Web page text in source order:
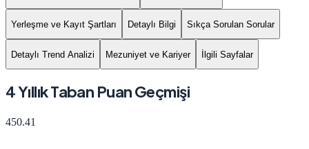
Yerleşme ve Kayıt Şartları Detaylı Bilgi Sıkça Sorulan Sorular
Detaylı Trend Analizi Mezuniyet ve Kariyer İlgili Sayfalar
4 Yıllık Taban Puan Geçmişi
450.41